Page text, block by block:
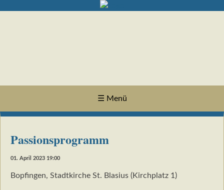
☰ Menü
Passionsprogramm
01. April 2023 19:00
Bopfingen, Stadtkirche St. Blasius (Kirchplatz 1)